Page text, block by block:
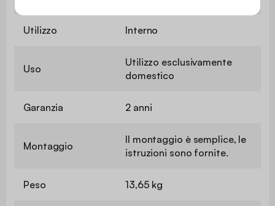
Utilizzo Interno
Uso
Utilizzo esclusivamente
domestico
Garanzia 2 anni
Montaggio
Il montaggio è semplice, le
istruzioni sono fornite.
Peso 13,65 kg